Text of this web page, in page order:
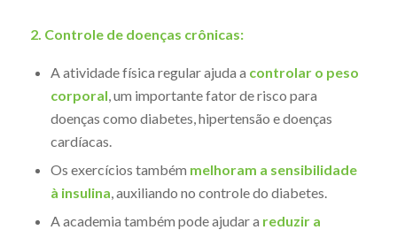
2. Controle de doenças crônicas:
A atividade física regular ajuda a controlar o peso
corporal , um importante fator de risco para
doenças como diabetes, hipertensão e doenças
cardíacas.
Os exercícios também melhoram a sensibilidade
à insulina , auxiliando no controle do diabetes.
A academia também pode ajudar a reduzir a